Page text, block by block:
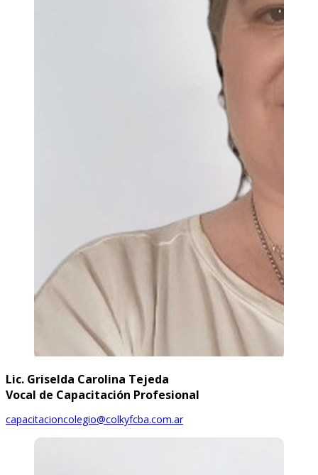
Lic. Griselda Carolina Tejeda
Vocal de Capacitación Profesional
capacitacioncolegio@colkyfcba.com.ar